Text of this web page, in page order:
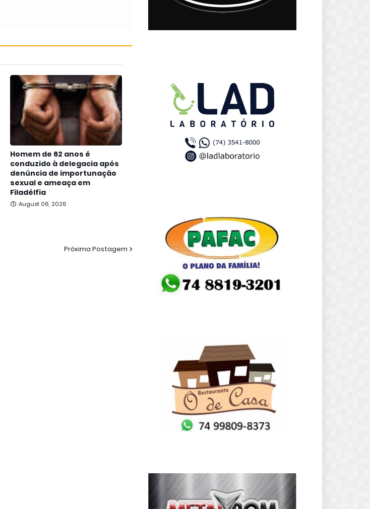
Homem de 62 anos é
conduzido à delegacia após
denúncia de importunação
sexual e ameaça em
Filadélfia
August 06, 2026
Próxima Postagem